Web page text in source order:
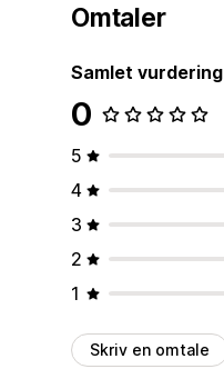
Omtaler
Samlet vurdering
0
5
4
3
2
1
Skriv en omtale